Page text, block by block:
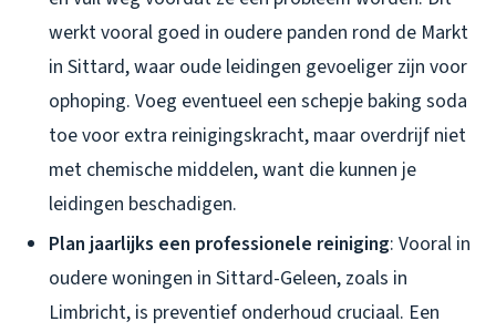
werkt vooral goed in oudere panden rond de Markt
in Sittard, waar oude leidingen gevoeliger zijn voor
ophoping. Voeg eventueel een schepje baking soda
toe voor extra reinigingskracht, maar overdrijf niet
met chemische middelen, want die kunnen je
leidingen beschadigen.
Plan jaarlijks een professionele reiniging: Vooral in
oudere woningen in Sittard-Geleen, zoals in
Limbricht, is preventief onderhoud cruciaal. Een